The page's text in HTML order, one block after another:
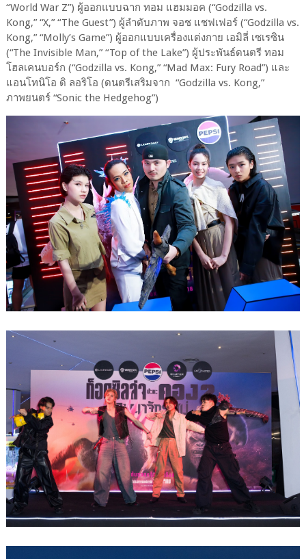
“World War Z”) ผู้ออกแบบฉาก ทอม แฮมมอค (“Godzilla vs.
Kong,” “X,” “The Guest”) ผู้ลำดับภาพ จอช แชฟเฟอร์ (“Godzilla vs.
Kong,” “Molly’s Game”) ผู้ออกแบบเครื่องแต่งกาย เอมิลี่ เซเรซิน
(“The Invisible Man,” “Top of the Lake”) ผู้ประพันธ์ดนตรี ทอม
โฮลเคนบอร์ก (“Godzilla vs. Kong,” “Mad Max: Fury Road”) และ
แอนโทนิโอ ดิ ลอริโอ (ดนตรีเสริมจาก “Godzilla vs. Kong,”
ภาพยนตร์ “Sonic the Hedgehog”)